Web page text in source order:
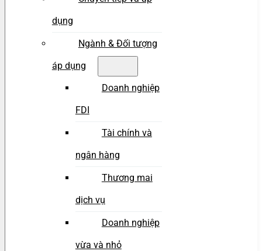
dụng
Ngành & Đối tượng
áp dụng
Doanh nghiệp
FDI
Tài chính và
ngân hàng
Thương mai
dịch vụ
Doanh nghiệp
vừa và nhỏ